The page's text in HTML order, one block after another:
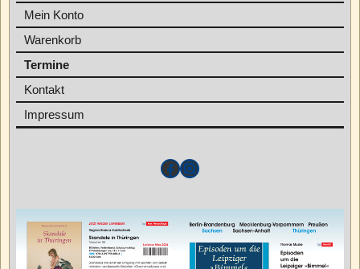
Mein Konto
Warenkorb
Termine
Kontakt
Impressum